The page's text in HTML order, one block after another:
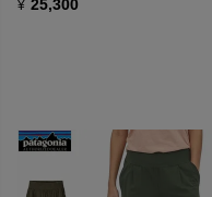
¥ 25,300